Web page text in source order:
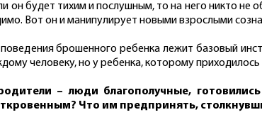
он будет тихим и послушным, то на него никто не
Вот он и манипулирует новыми взрослыми
брошенного ребенка лежит базовый
человеку, но у ребенка, которому
– люди благополучные,
Что им предпринять,